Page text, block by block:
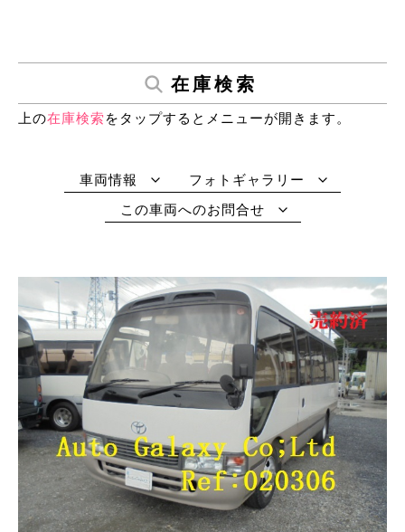
在庫検索
上の在庫検索をタップするとメニューが開きます。
車両情報
フォトギャラリー
この車両へのお問合せ